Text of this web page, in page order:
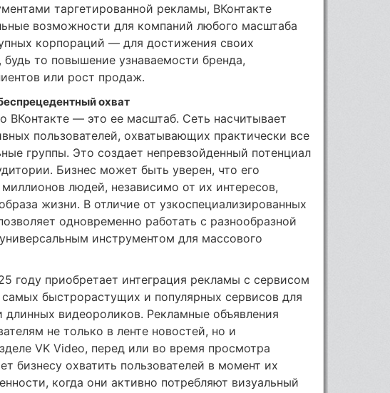
таргетированной рекламы, ВКонтакте
возможности для компаний любого масштаба
корпораций — для достижения своих
то повышение узнаваемости бренда,
или рост продаж.
охват
ВКонтакте — это ее масштаб. Сеть насчитывает
пользователей, охватывающих практически все
группы. Это создает непревзойденный потенциал
Бизнес может быть уверен, что его
людей, независимо от их интересов,
жизни. В отличие от узкоспециализированных
одновременно работать с разнообразной
инструментом для массового
году приобретает интеграция рекламы с сервисом
быстрорастущих и популярных сервисов для
длинных видеороликов. Рекламные объявления
не только в ленте новостей, но и
VK Video, перед или во время просмотра
бизнесу охватить пользователей в момент их
когда они активно потребляют визуальный